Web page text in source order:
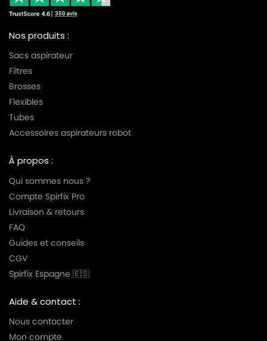
Nos produits :
Sacs aspirateur
Filtres
Brosses
Flexibles
Tubes
Accessoires aspirateurs robot
À propos :
Qui sommes nous ?
Compte Spirfix Pro
Livraison & retours
FAQ
Guides et conseils
CGV
Spirfix Espagne 🇪🇸
Aide & contact :
Nous contacter
Mon compte